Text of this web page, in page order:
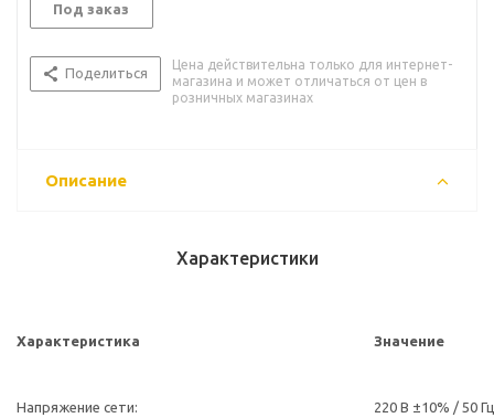
Под заказ
Поделиться
Цена действительна только для интернет-
магазина и может отличаться от цен в
розничных магазинах
Описание
Характеристики
Характеристика Значение
Напряжение сети: 220 В ±10% / 50 Гц